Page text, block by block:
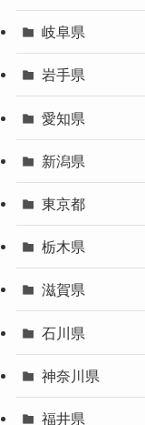
岐阜県
岩手県
愛知県
新潟県
東京都
栃木県
滋賀県
石川県
神奈川県
福井県